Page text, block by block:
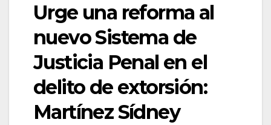
Urge una reforma al
nuevo Sistema de
Justicia Penal en el
delito de extorsión:
Martínez Sídney